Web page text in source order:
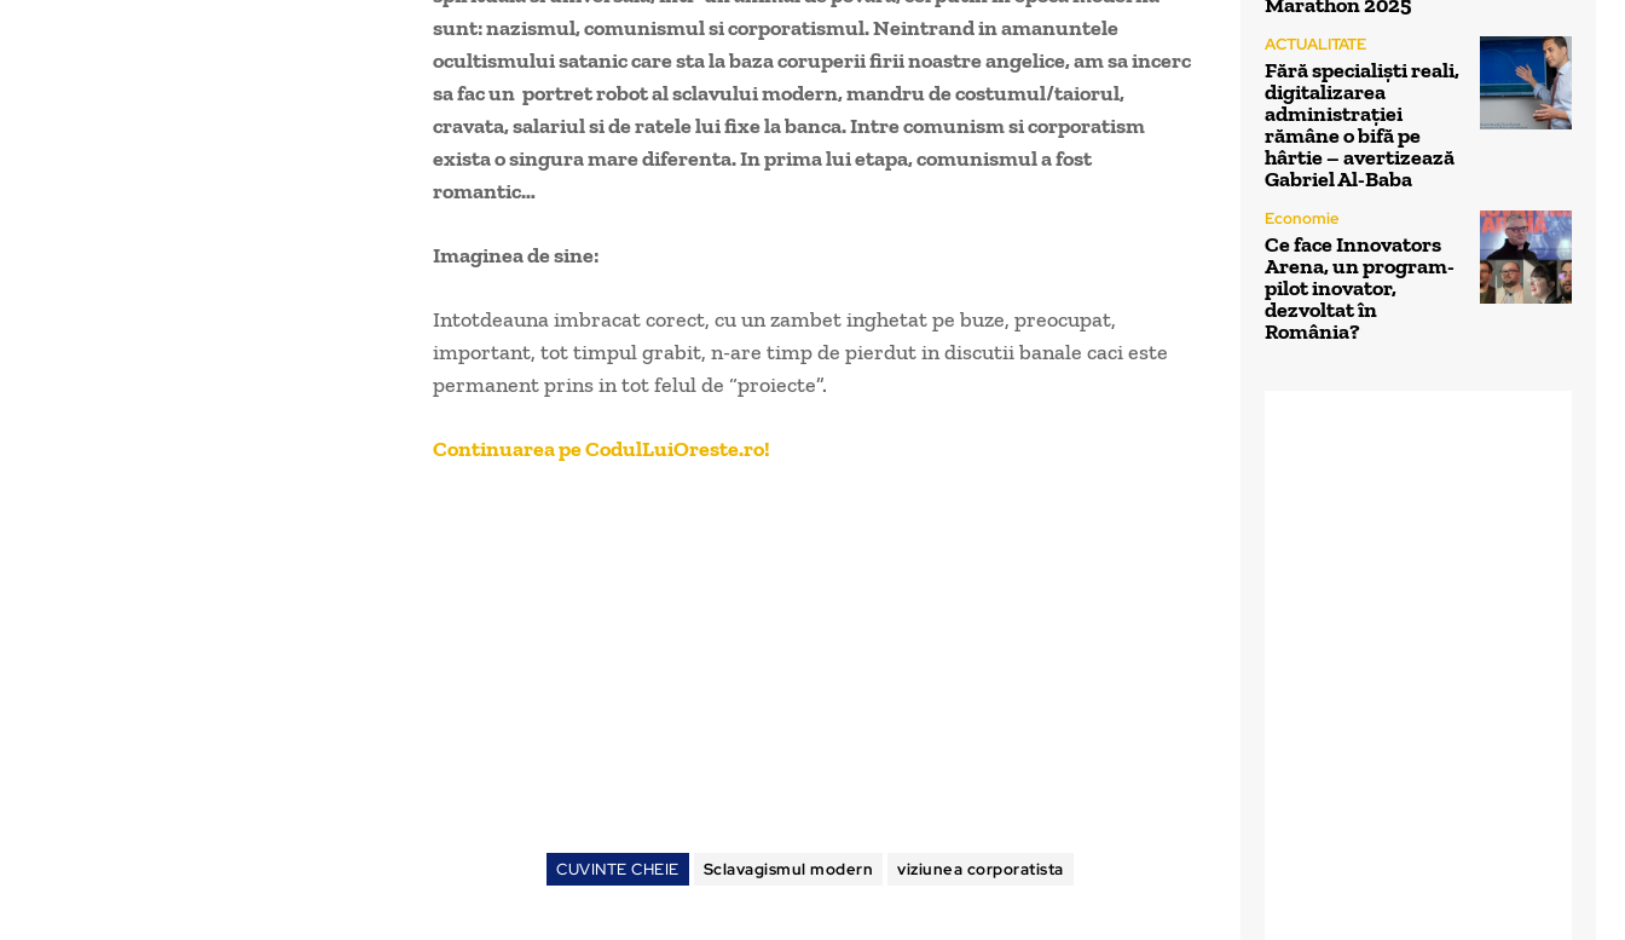
sunt: nazismul, comunismul si corporatismul. Neintrand in amanuntele
ocultismului satanic care sta la baza coruperii firii noastre angelice, am sa incerc
sa fac un portret robot al sclavului modern, mandru de costumul/taiorul,
cravata, salariul si de ratele lui fixe la banca. Intre comunism si corporatism
exista o singura mare diferenta. In prima lui etapa, comunismul a fost
romantic…
Imaginea de sine:
Intotdeauna imbracat corect, cu un zambet inghetat pe buze, preocupat,
important, tot timpul grabit, n-are timp de pierdut in discutii banale caci este
permanent prins in tot felul de “proiecte”.
Continuarea pe CodulLuiOreste.ro!
CUVINTE CHEIE Sclavagismul modern viziunea corporatista
Marathon 2025
ACTUALITATE
Fără specialiști reali,
digitalizarea
administrației
rămâne o bifă pe
hârtie – avertizează
Gabriel Al-Baba
Economie
Ce face Innovators
Arena, un program-
pilot inovator,
dezvoltat în
România?